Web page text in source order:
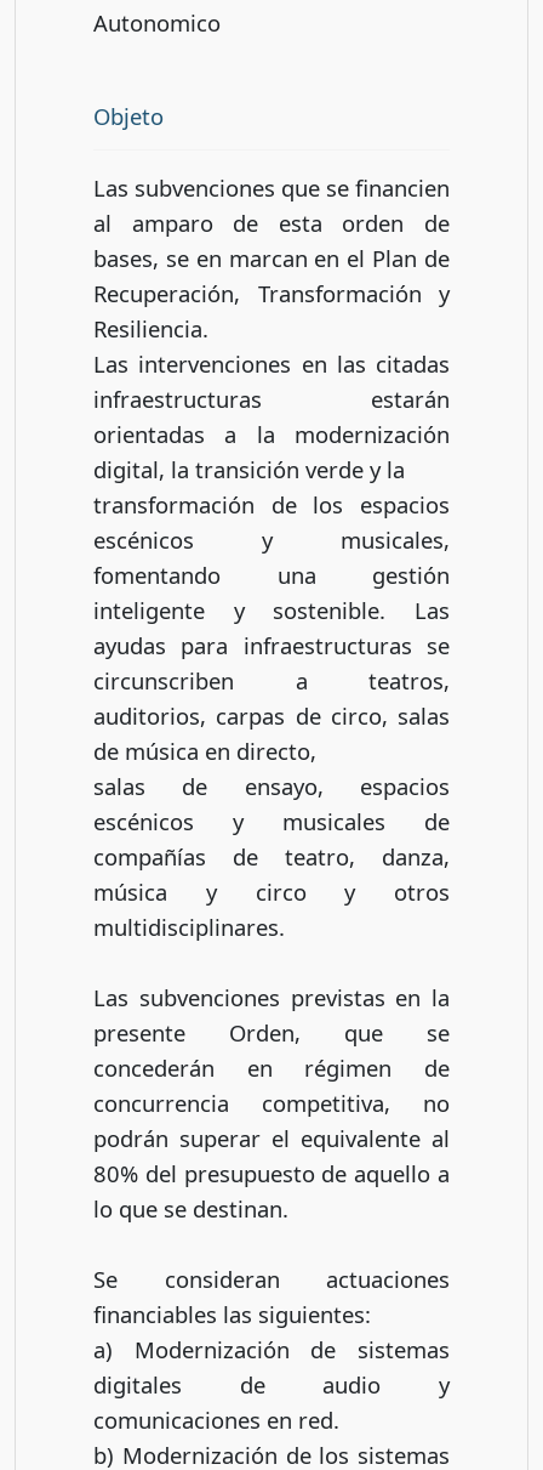
Autonomico
Objeto
Las subvenciones que se financien
al amparo de esta orden de
bases, se en marcan en el Plan de
Recuperación, Transformación y
Resiliencia.
Las intervenciones en las citadas
infraestructuras estarán
orientadas a la modernización
digital, la transición verde y la
transformación de los espacios
escénicos y musicales,
fomentando una gestión
inteligente y sostenible. Las
ayudas para infraestructuras se
circunscriben a teatros,
auditorios, carpas de circo, salas
de música en directo,
salas de ensayo, espacios
escénicos y musicales de
compañías de teatro, danza,
música y circo y otros
multidisciplinares.
Las subvenciones previstas en la
presente Orden, que se
concederán en régimen de
concurrencia competitiva, no
podrán superar el equivalente al
80% del presupuesto de aquello a
lo que se destinan.
Se consideran actuaciones
financiables las siguientes:
a) Modernización de sistemas
digitales de audio y
comunicaciones en red.
b) Modernización de los sistemas